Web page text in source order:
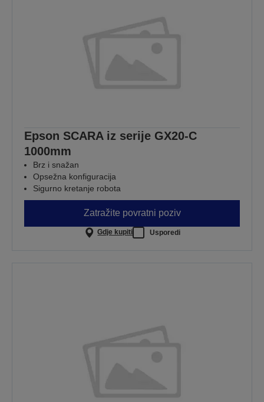
Epson SCARA iz serije GX20-C
1000mm
Brz i snažan
Opsežna konfiguracija
Sigurno kretanje robota
Zatražite povratni poziv
Gdje kupiti Usporedi